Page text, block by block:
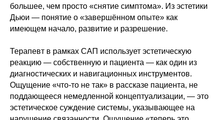
большее, чем просто «снятие симптома». Из эстетики
Дьюи — понятие о «завершённом опыте» как
имеющем начало, развитие и разрешение.
Терапевт в рамках САП использует эстетическую
реакцию — собственную и пациента — как один из
диагностических и навигационных инструментов.
Ощущение «что-то не так» в рассказе пациента, не
поддающееся немедленной концептуализации, — это
эстетическое суждение системы, указывающее на